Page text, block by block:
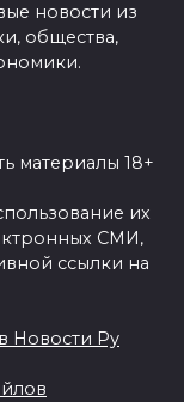
новости из
общества,
материалы 18+
их
СМИ,
ссылки на
Новости Ру